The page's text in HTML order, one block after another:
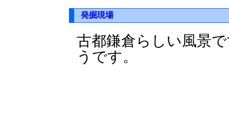
発掘現場
古都鎌倉らしい風景
うです。